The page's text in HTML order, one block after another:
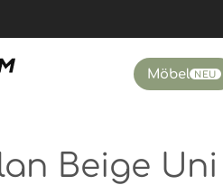
Möbel NEU
Beige Uni